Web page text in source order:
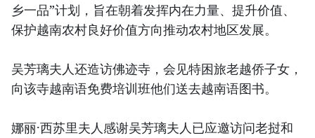
乡一品”计划，旨在朝着发挥内在力量、提升价值、
保护越南农村良好价值方向推动农村地区发展。
吴芳璃夫人还造访佛迹寺，会见特困旅老越侨子女，
向该寺越南语免费培训班他们送去越南语图书。
娜丽·西苏里夫人感谢吴芳璃夫人已应邀访问老挝和